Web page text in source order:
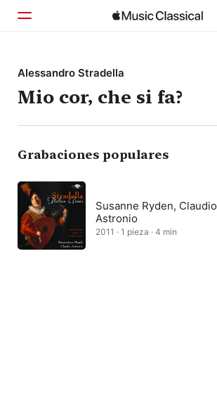
Inicio
Explorar
Buscar
Alessandro Stradella
Mio cor, che si fa?
Grabaciones populares
Susanne Ryden, Claudio
Astronio
2011 · 1 pieza · 4 min